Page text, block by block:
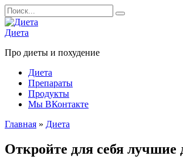
Перейти
к
содержанию
Search
for:
Диета
Про диеты и похудение
Диета
Препараты
Продукты
Мы ВКонтакте
Главная » Диета
Откройте для себя лучшие